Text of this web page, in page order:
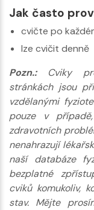
Jak často
cvičte po
lze cvičit denně
Pozn.: Cviky
stránkách jsou
vzdělanými
pouze v
zdravotních
nenahrazují
naší databáze
bezplatné
cviků komukoliv,
stav. Mějte